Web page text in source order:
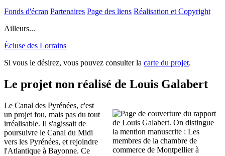
Fonds d'écran Partenaires Page des liens Réalisation et Copyright
Ailleurs...
Écluse des Lorrains
Si vous le désirez, vous pouvez consulter la carte du projet.
Le projet non réalisé de Louis Galabert
Le Canal des Pyrénées, c'est
un projet fou, mais pas du tout
irréalisable. Il s'agissait de
poursuivre le Canal du Midi
vers les Pyrénées, et rejoindre
l'Atlantique à Bayonne. Ce